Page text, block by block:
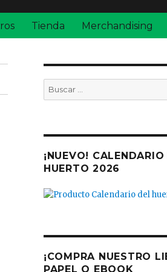
Tienda Merchandising
Buscar
por:
¡NUEVO! CALENDARIO
HUERTO 2026
¡COMPRA NUESTRO
PAPEL O EBOOK